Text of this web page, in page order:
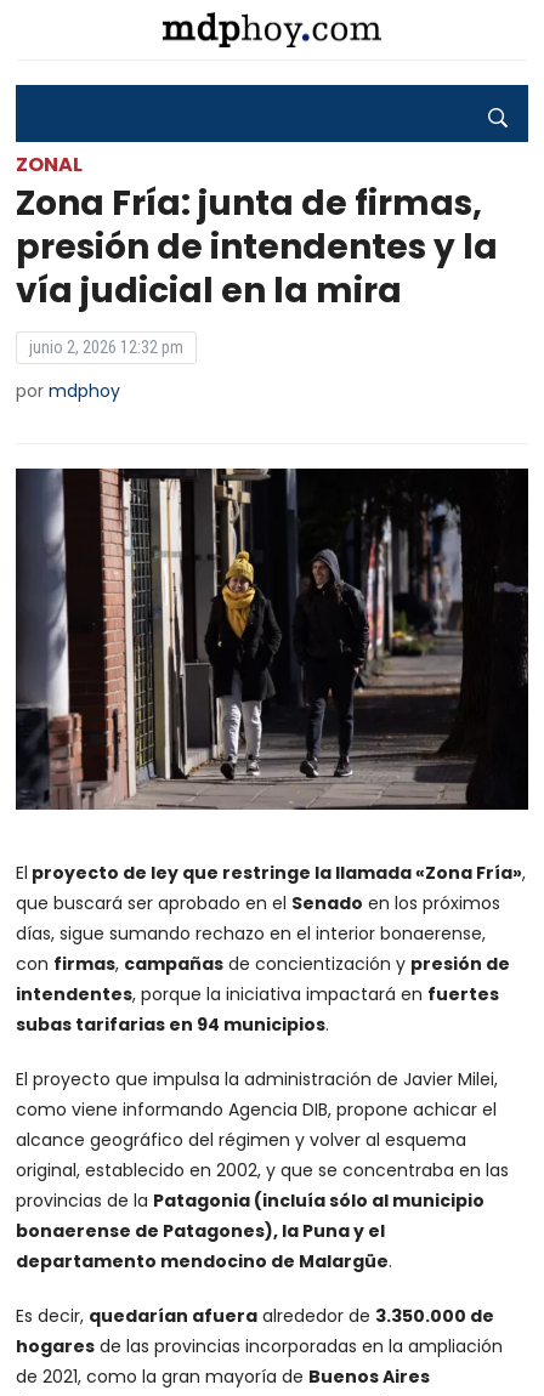
ZONAL
Zona Fría: junta de firmas,
presión de intendentes y la
vía judicial en la mira
junio 2, 2026 12:32 pm
pormdphoy
El proyecto de ley que restringe la llamada «Zona Fría»,
que buscará ser aprobado en el Senado en los próximos
días, sigue sumando rechazo en el interior bonaerense,
con firmas, campañas de concientización y presión de
intendentes, porque la iniciativa impactará en fuertes
subas tarifarias en 94 municipios.
El proyecto que impulsa la administración de Javier Milei,
como viene informando Agencia DIB, propone achicar el
alcance geográfico del régimen y volver al esquema
original, establecido en 2002, y que se concentraba en las
provincias de la Patagonia (incluía sólo al municipio
bonaerense de Patagones), la Puna y el
departamento mendocino de Malargüe.
Es decir, quedarían afuera alrededor de 3.350.000 de
hogares de las provincias incorporadas en la ampliación
de 2021, como la gran mayoría de Buenos Aires